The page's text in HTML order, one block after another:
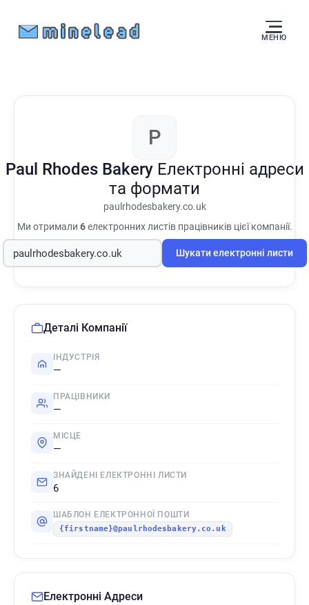
МЕНЮ
P
Paul Rhodes Bakery Електронні адреси
та формати
paulrhodesbakery.co.uk
Ми отримали 6електронних листів працівників цієї компанії.
Шукати електронні листи
Деталі Компанії
ІНДУСТРІЯ
—
ПРАЦІВНИКИ
—
МІСЦЕ
—
ЗНАЙДЕНІ ЕЛЕКТРОННІ ЛИСТИ
6
ШАБЛОН ЕЛЕКТРОННОЇ ПОШТИ
{firstname}@paulrhodesbakery.co.uk
Електронні Адреси